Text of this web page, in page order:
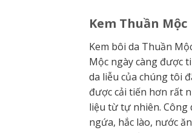
Kem Thuần Mộc
Kem bôi da Thuần
Mộc ngày càng được
da liễu của chúng tôi
được cải tiến hơn rất
liệu từ tự nhiên. Công
ngứa, hắc lào, nước